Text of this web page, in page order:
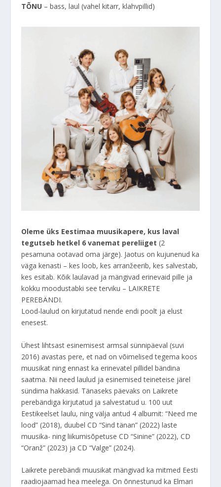
TÕNU – bass, laul (vahel kitarr, klahvpillid)
Oleme üks Eestimaa muusikapere, kus laval
tegutseb hetkel 6 vanemat pereliiget (2
pesamuna ootavad oma järge). Jaotus on kujunenud ka
väga kenasti – kes loob, kes arranžeerib, kes salvestab,
kes esitab. Kõik laulavad ja mängivad erinevaid pille ja
kokku moodustabki see terviku – LAIKRETE
PEREBÄNDI.
Lood-laulud on kirjutatud nende endi poolt ja elust
enesest.
Ühest lihtsast esinemisest armsal sünnipäeval (suvi
2016) avastas pere, et nad on võimelised tegema koos
muusikat ning ennast ka erinevatel pillidel bändina
saatma. Nii need laulud ja esinemised teineteise järel
sündima hakkasid. Tänaseks päevaks on Laikrete
perebändiga kirjutatud ja salvestatud u. 100 uut
Eestikeelset laulu, ning välja antud 4 albumit: “Need me
lood” (2018), duubel CD “Sind tänan” (2022) laste
muusika- ning liikumisõpetuse CD “Sinine” (2022), CD
“Oranž” (2023) ja CD “Valge” (2024).
Laikrete perebändi muusikat mängivad ka mitmed Eesti
raadiojaamad hea meelega. On õnnestunud ka Elmari